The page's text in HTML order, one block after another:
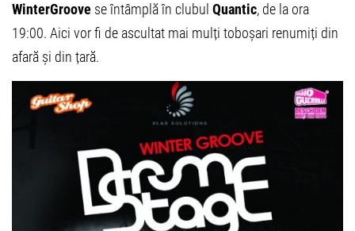
WinterGroove se întâmplă în clubul Quantic, de la ora
19:00. Aici vor fi de ascultat mai mulți toboșari renumiți din
afară și din țară.